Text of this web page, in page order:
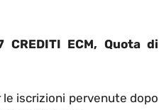
CREDITI ECM, Quota di
le iscrizioni pervenute dopo